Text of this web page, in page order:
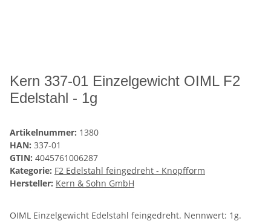
Kern 337-01 Einzelgewicht OIML F2
Edelstahl - 1g
Artikelnummer: 1380
HAN: 337-01
GTIN: 4045761006287
Kategorie: F2 Edelstahl feingedreht - Knopfform
Hersteller: Kern & Sohn GmbH
OIML Einzelgewicht Edelstahl feingedreht. Nennwert: 1g.